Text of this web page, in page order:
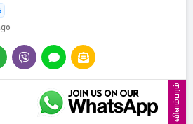
விளம்பரம்